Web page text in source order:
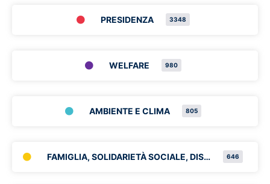
PRESIDENZA 3348
WELFARE 980
AMBIENTE E CLIMA 805
FAMIGLIA, SOLIDARIETÀ SOCIALE, DISABILITÀ E PARI OPPORTUNITÀ 646